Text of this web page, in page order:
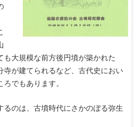
も大規模な前方後円墳が築かれた
寺が建てられるなど、古代史におい
でもあります。
るのは、古墳時代にさかのぼる弥生